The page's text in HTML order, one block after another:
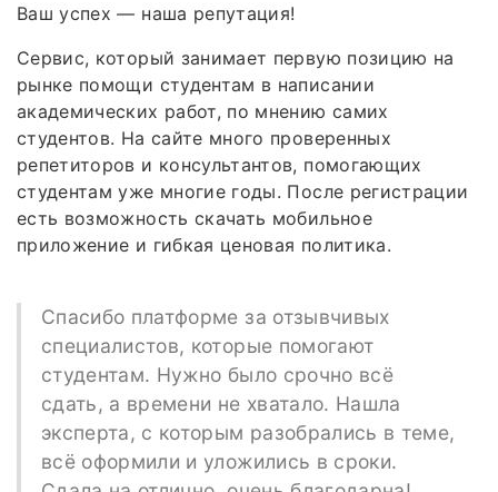
Ваш успех — наша репутация!
Сервис, который занимает первую позицию на
рынке помощи студентам в написании
академических работ, по мнению самих
студентов. На сайте много проверенных
репетиторов и консультантов, помогающих
студентам уже многие годы. После регистрации
есть возможность скачать мобильное
приложение и гибкая ценовая политика.
Спасибо платформе за отзывчивых
специалистов, которые помогают
студентам. Нужно было срочно всё
сдать, а времени не хватало. Нашла
эксперта, с которым разобрались в теме,
всё оформили и уложились в сроки.